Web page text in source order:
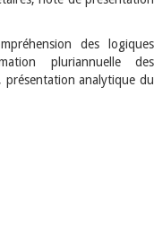
des logiques
pluriannuelle des
présentation analytique du